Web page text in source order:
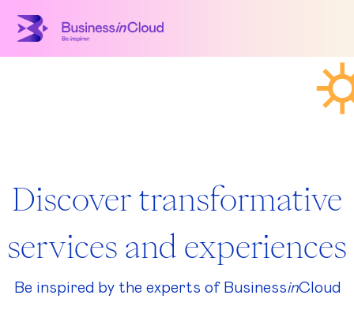
Discover transformative
services and experiences
Be inspired by the experts of BusinessinCloud